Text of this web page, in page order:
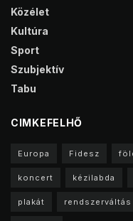
Közélet
Kultúra
Sport
Szubjektív
Tabu
CIMKEFELHŐ
Europa Fidesz
koncert kézilabda
plakát rendszerváltás